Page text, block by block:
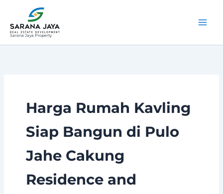
konten
Sarana Jaya Property
Harga Rumah Kavling
Siap Bangun di Pulo
Jahe Cakung
Residence and